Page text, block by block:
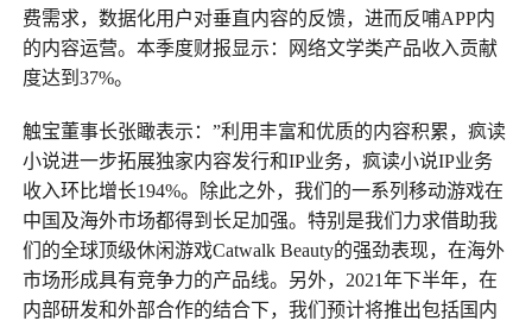
费需求，数据化用户对垂直内容的反馈，进而反哺APP内
的内容运营。本季度财报显示：网络文学类产品收入贡献
度达到37%。
触宝董事长张瞰表示：”利用丰富和优质的内容积累，疯读
小说进一步拓展独家内容发行和IP业务，疯读小说IP业务
收入环比增长194%。除此之外，我们的一系列移动游戏在
中国及海外市场都得到长足加强。特别是我们力求借助我
们的全球顶级休闲游戏Catwalk Beauty的强劲表现，在海外
市场形成具有竞争力的产品线。另外，2021年下半年，在
内部研发和外部合作的结合下，我们预计将推出包括国内